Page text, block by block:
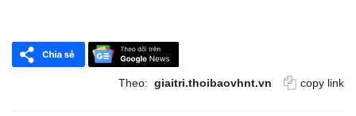
Theo: giaitri.thoibaovhnt.vn copy link